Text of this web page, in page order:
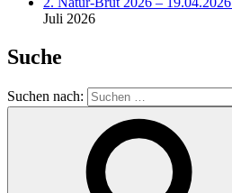
Juli 2026
Suche
Suchen nach: